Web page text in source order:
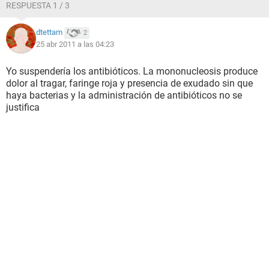
RESPUESTA 1 / 3
dtettam 2
25 abr 2011 a las 04:23
Yo suspendería los antibióticos. La mononucleosis produce
dolor al tragar, faringe roja y presencia de exudado sin que
haya bacterias y la administración de antibióticos no se
justifica